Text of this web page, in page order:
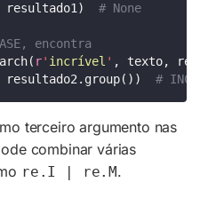
resultado1) # None
encontra
r' incrível ' , texto, re.
resultado2.group()) #
terceiro argumento nas
combinar várias
re.I | re.M.